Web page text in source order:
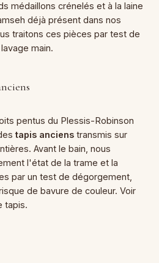
médaillons crénelés et à la laine
déjà présent dans nos
traitons ces pièces par test de
main.
pentus du Plessis-Robinson
tapis anciens transmis sur
Avant le bain, nous
l'état de la trame et la
par un test de dégorgement,
de bavure de couleur. Voir
tapis.